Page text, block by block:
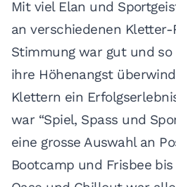
Mit viel Elan und
an verschiedenen Kletter-
Stimmung war gut und
ihre Höhenangst
Klettern ein
war “Spiel, Spass und
eine grosse Auswahl an
Bootcamp und Frisbee